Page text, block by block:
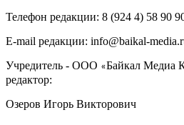
Телефон редакции: ‎‎8 (924 4) 58 90
E-mail редакции: info@baikal-
Учредитель - ООО «Байкал Медиа
редактор:
Озеров Игорь Викторович